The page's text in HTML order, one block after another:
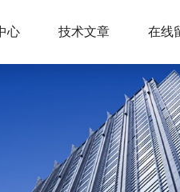
心 技术文章 在线